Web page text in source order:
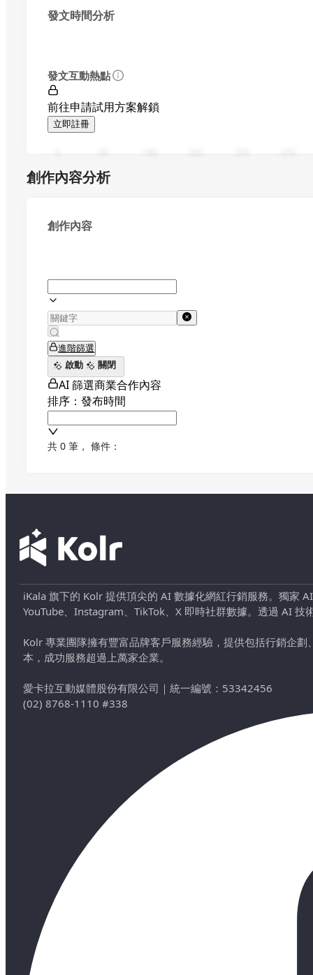
發文時間分析
發文互動熱點
前往申請試用方案解鎖
立即註冊
創作內容分析
創作內容
進階篩選
啟動
關閉
AI 篩選商業合作內容
排序：發布時間
共 0 筆 ， 條件：
iKala 旗下的 Kolr 提供頂尖的 AI 數據化網紅行銷服務。獨家
YouTube、Instagram、TikTok、X 即時社群數據。透過 AI
Kolr 專業團隊擁有豐富品牌客戶服務經驗，提供包括行銷企
本，成功服務超過上萬家企業。
愛卡拉互動媒體股份有限公司 ｜ 統一編號：53342456
(02) 8768-1110 #338